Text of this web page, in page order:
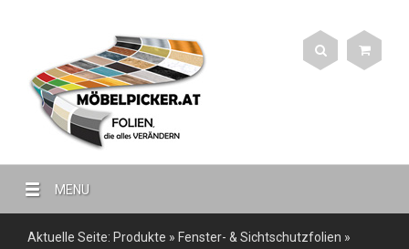
MENU
Aktuelle Seite: Produkte » Fenster- & Sichtschutzfolien »